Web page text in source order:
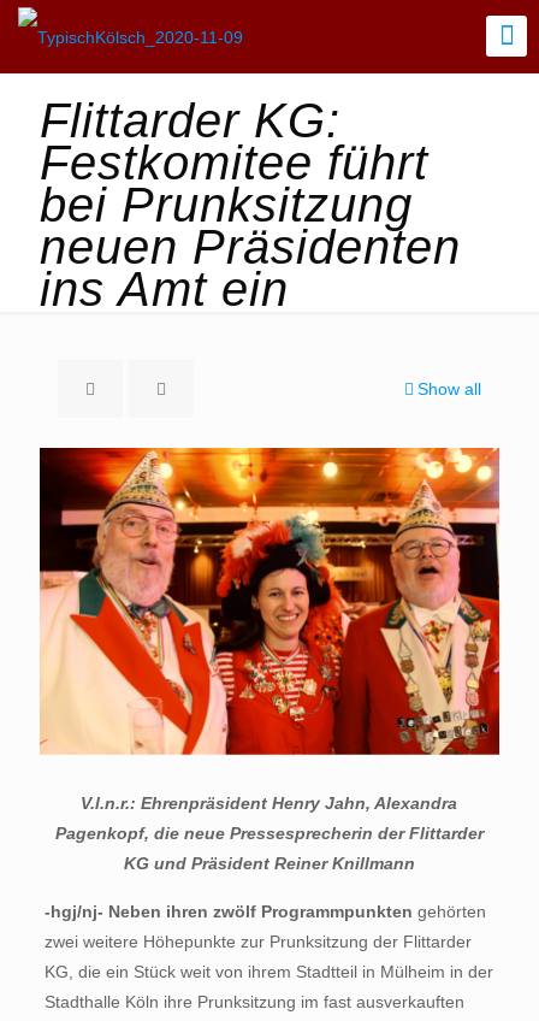
Flittarder KG:
Festkomitee führt
bei Prunksitzung
neuen Präsidenten
ins Amt ein
Show all
V.l.n.r.: Ehrenpräsident Henry Jahn, Alexandra
Pagenkopf, die neue Pressesprecherin der Flittarder
KG und Präsident Reiner Knillmann
-hgj/nj- Neben ihren zwölf Programmpunkten gehörten
zwei weitere Höhepunkte zur Prunksitzung der Flittarder
KG, die ein Stück weit von ihrem Stadtteil in Mülheim in der
Stadthalle Köln ihre Prunksitzung im fast ausverkauften